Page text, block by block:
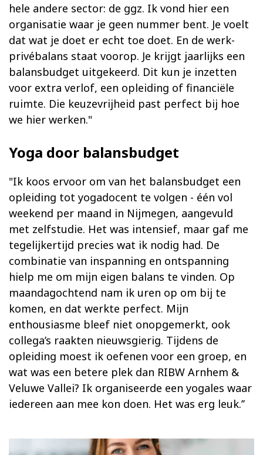
hele andere sector: de ggz. Ik vond hier een
organisatie waar je geen nummer bent. Je voelt
dat wat je doet er echt toe doet. En de werk-
privébalans staat voorop. Je krijgt jaarlijks een
balansbudget uitgekeerd. Dit kun je inzetten
voor extra verlof, een opleiding of financiële
ruimte. Die keuzevrijheid past perfect bij hoe
we hier werken."
Yoga door balansbudget
"Ik koos ervoor om van het balansbudget een
opleiding tot yogadocent te volgen - één vol
weekend per maand in Nijmegen, aangevuld
met zelfstudie. Het was intensief, maar gaf me
tegelijkertijd precies wat ik nodig had. De
combinatie van inspanning en ontspanning
hielp me om mijn eigen balans te vinden. Op
maandagochtend nam ik uren op om bij te
komen, en dat werkte perfect. Mijn
enthousiasme bleef niet onopgemerkt, ook
collega’s raakten nieuwsgierig. Tijdens de
opleiding moest ik oefenen voor een groep, en
wat was een betere plek dan RIBW Arnhem &
Veluwe Vallei? Ik organiseerde een yogales waar
iedereen aan mee kon doen. Het was erg leuk.’’